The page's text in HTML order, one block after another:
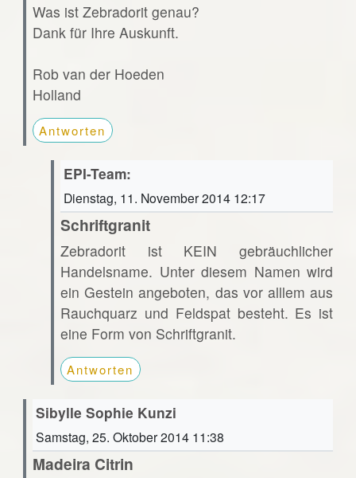
Was ist Zebradorit genau?
Dank für Ihre Auskunft.
Rob van der Hoeden
Holland
Antworten
EPI-Team:
Dienstag, 11. November 2014 12:17
Schriftgranit
Zebradorit ist KEIN gebräuchlicher
Handelsname. Unter diesem Namen wird
ein Gestein angeboten, das vor alllem aus
Rauchquarz und Feldspat besteht. Es ist
eine Form von Schriftgranit.
Antworten
Sibylle Sophie Kunzi
Samstag, 25. Oktober 2014 11:38
Madeira Citrin